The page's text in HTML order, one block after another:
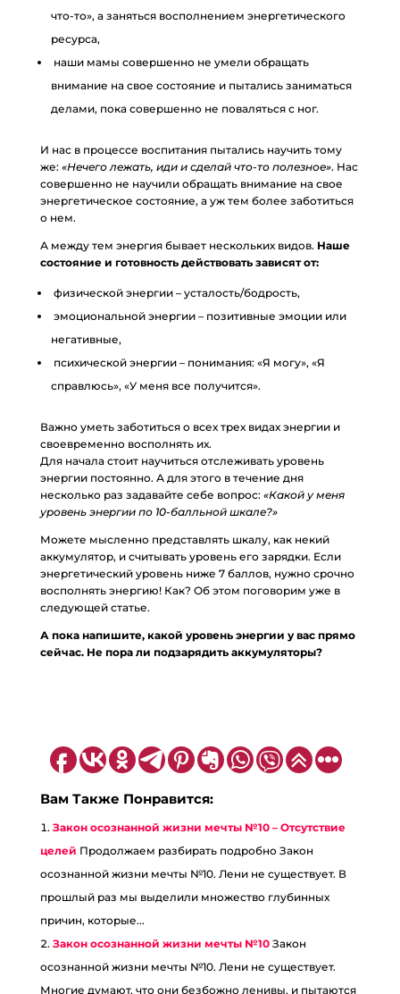
что-то», а заняться восполнением энергетического
ресурса,
наши мамы совершенно не умели обращать
внимание на свое состояние и пытались заниматься
делами, пока совершенно не поваляться с ног.
И нас в процессе воспитания пытались научить тому
же: «Нечего лежать, иди и сделай что-то полезное». Нас
совершенно не научили обращать внимание на свое
энергетическое состояние, а уж тем более заботиться
о нем.
А между тем энергия бывает нескольких видов. Наше
состояние и готовность действовать зависят от:
физической энергии – усталость/бодрость,
эмоциональной энергии – позитивные эмоции или
негативные,
психической энергии – понимания: «Я могу», «Я
справлюсь», «У меня все получится».
Важно уметь заботиться о всех трех видах энергии и
своевременно восполнять их.
Для начала стоит научиться отслеживать уровень
энергии постоянно. А для этого в течение дня
несколько раз задавайте себе вопрос: «Какой у меня
уровень энергии по 10-балльной шкале?»
Можете мысленно представлять шкалу, как некий
аккумулятор, и считывать уровень его зарядки. Если
энергетический уровень ниже 7 баллов, нужно срочно
восполнять энергию! Как? Об этом поговорим уже в
следующей статье.
А пока напишите, какой уровень энергии у вас прямо
сейчас. Не пора ли подзарядить аккумуляторы?
Вам Также Понравится:
Закон осознанной жизни мечты №10 – Отсутствие
целей Продолжаем разбирать подробно Закон
осознанной жизни мечты №10. Лени не существует. В
прошлый раз мы выделили множество глубинных
причин, которые...
Закон осознанной жизни мечты №10 Закон
осознанной жизни мечты №10. Лени не существует.
Многие думают, что они безбожно ленивы, и пытаются